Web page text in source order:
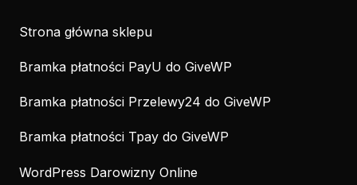
Strona główna sklepu
Bramka płatności PayU do GiveWP
Bramka płatności Przelewy24 do GiveWP
Bramka płatności Tpay do GiveWP
WordPress Darowizny Online